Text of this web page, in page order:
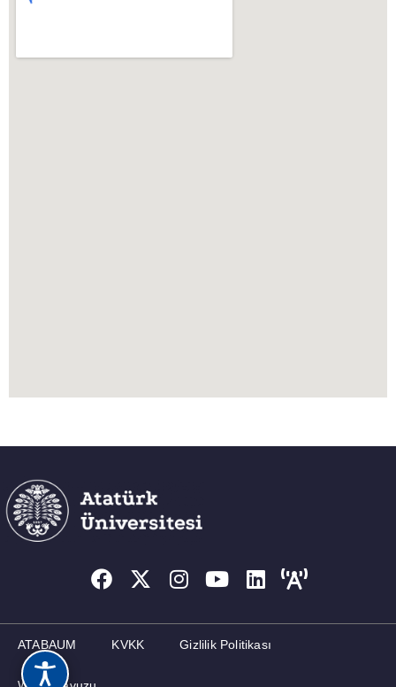
ATABAUM KVKK Gizlilik Politikası